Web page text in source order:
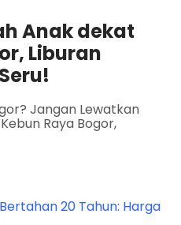
Anak dekat
Liburan
Jangan Lewatkan
Raya Bogor,